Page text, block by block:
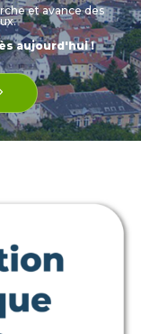
et avance des
aujourd'hui !